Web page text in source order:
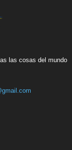
las cosas del mundo